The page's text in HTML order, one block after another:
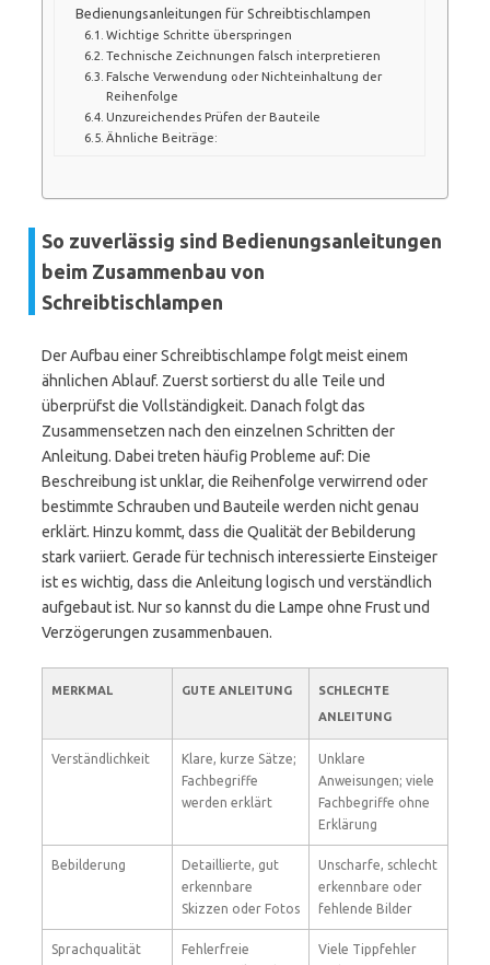
Bedienungsanleitungen für Schreibtischlampen
Wichtige Schritte überspringen
Technische Zeichnungen falsch interpretieren
Falsche Verwendung oder Nichteinhaltung der
Reihenfolge
Unzureichendes Prüfen der Bauteile
Ähnliche Beiträge:
So zuverlässig sind Bedienungsanleitungen
beim Zusammenbau von
Schreibtischlampen
Der Aufbau einer Schreibtischlampe folgt meist einem
ähnlichen Ablauf. Zuerst sortierst du alle Teile und
überprüfst die Vollständigkeit. Danach folgt das
Zusammensetzen nach den einzelnen Schritten der
Anleitung. Dabei treten häufig Probleme auf: Die
Beschreibung ist unklar, die Reihenfolge verwirrend oder
bestimmte Schrauben und Bauteile werden nicht genau
erklärt. Hinzu kommt, dass die Qualität der Bebilderung
stark variiert. Gerade für technisch interessierte Einsteiger
ist es wichtig, dass die Anleitung logisch und verständlich
aufgebaut ist. Nur so kannst du die Lampe ohne Frust und
Verzögerungen zusammenbauen.
MERKMAL GUTE ANLEITUNG
SCHLECHTE
ANLEITUNG
Verständlichkeit
Klare, kurze Sätze;
Fachbegriffe
werden erklärt
Unklare
Anweisungen; viele
Fachbegriffe ohne
Erklärung
Bebilderung
Detaillierte, gut
erkennbare
Skizzen oder Fotos
Unscharfe, schlecht
erkennbare oder
fehlende Bilder
Sprachqualität
Fehlerfreie
Viele Tippfehler